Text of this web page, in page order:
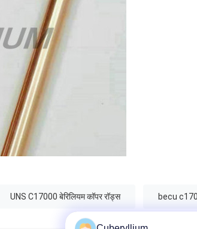
UNS C17000 बेरिलियम कॉपर रॉड्स becu